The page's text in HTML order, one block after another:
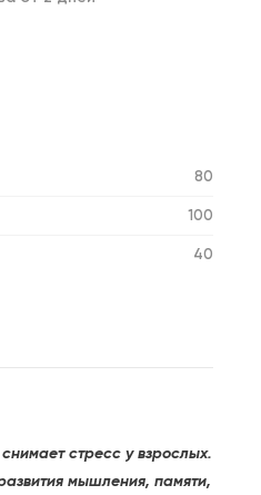
80
100
40
стресс у взрослых.
мышления, памяти,